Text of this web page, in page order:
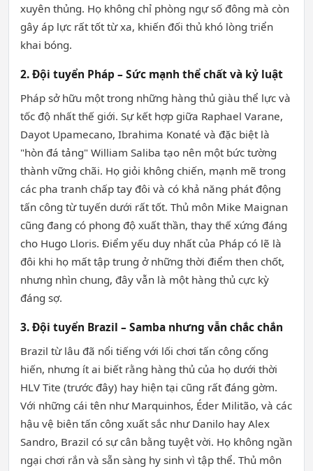
xuyên thủng. Họ không chỉ phòng ngự số đông mà còn
gây áp lực rất tốt từ xa, khiến đối thủ khó lòng triển
khai bóng.
2. Đội tuyển Pháp – Sức mạnh thể chất và kỷ luật
Pháp sở hữu một trong những hàng thủ giàu thể lực và
tốc độ nhất thế giới. Sự kết hợp giữa Raphael Varane,
Dayot Upamecano, Ibrahima Konaté và đặc biệt là
"hòn đá tảng" William Saliba tạo nên một bức tường
thành vững chãi. Họ giỏi không chiến, mạnh mẽ trong
các pha tranh chấp tay đôi và có khả năng phát động
tấn công từ tuyến dưới rất tốt. Thủ môn Mike Maignan
cũng đang có phong độ xuất thần, thay thế xứng đáng
cho Hugo Lloris. Điểm yếu duy nhất của Pháp có lẽ là
đôi khi họ mất tập trung ở những thời điểm then chốt,
nhưng nhìn chung, đây vẫn là một hàng thủ cực kỳ
đáng sợ.
3. Đội tuyển Brazil – Samba nhưng vẫn chắc chắn
Brazil từ lâu đã nổi tiếng với lối chơi tấn công cống
hiến, nhưng ít ai biết rằng hàng thủ của họ dưới thời
HLV Tite (trước đây) hay hiện tại cũng rất đáng gờm.
Với những cái tên như Marquinhos, Éder Militão, và các
hậu vệ biên tấn công xuất sắc như Danilo hay Alex
Sandro, Brazil có sự cân bằng tuyệt vời. Họ không ngần
ngại chơi rắn và sẵn sàng hy sinh vì tập thể. Thủ môn